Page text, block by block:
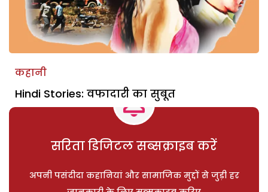
कहानी
Hindi Stories: वफादारी का सुबूत
सरिता डिजिटल सब्सक्राइब करें
अपनी पसंदीदा कहानियां और सामाजिक मुद्दों से जुड़ी हर